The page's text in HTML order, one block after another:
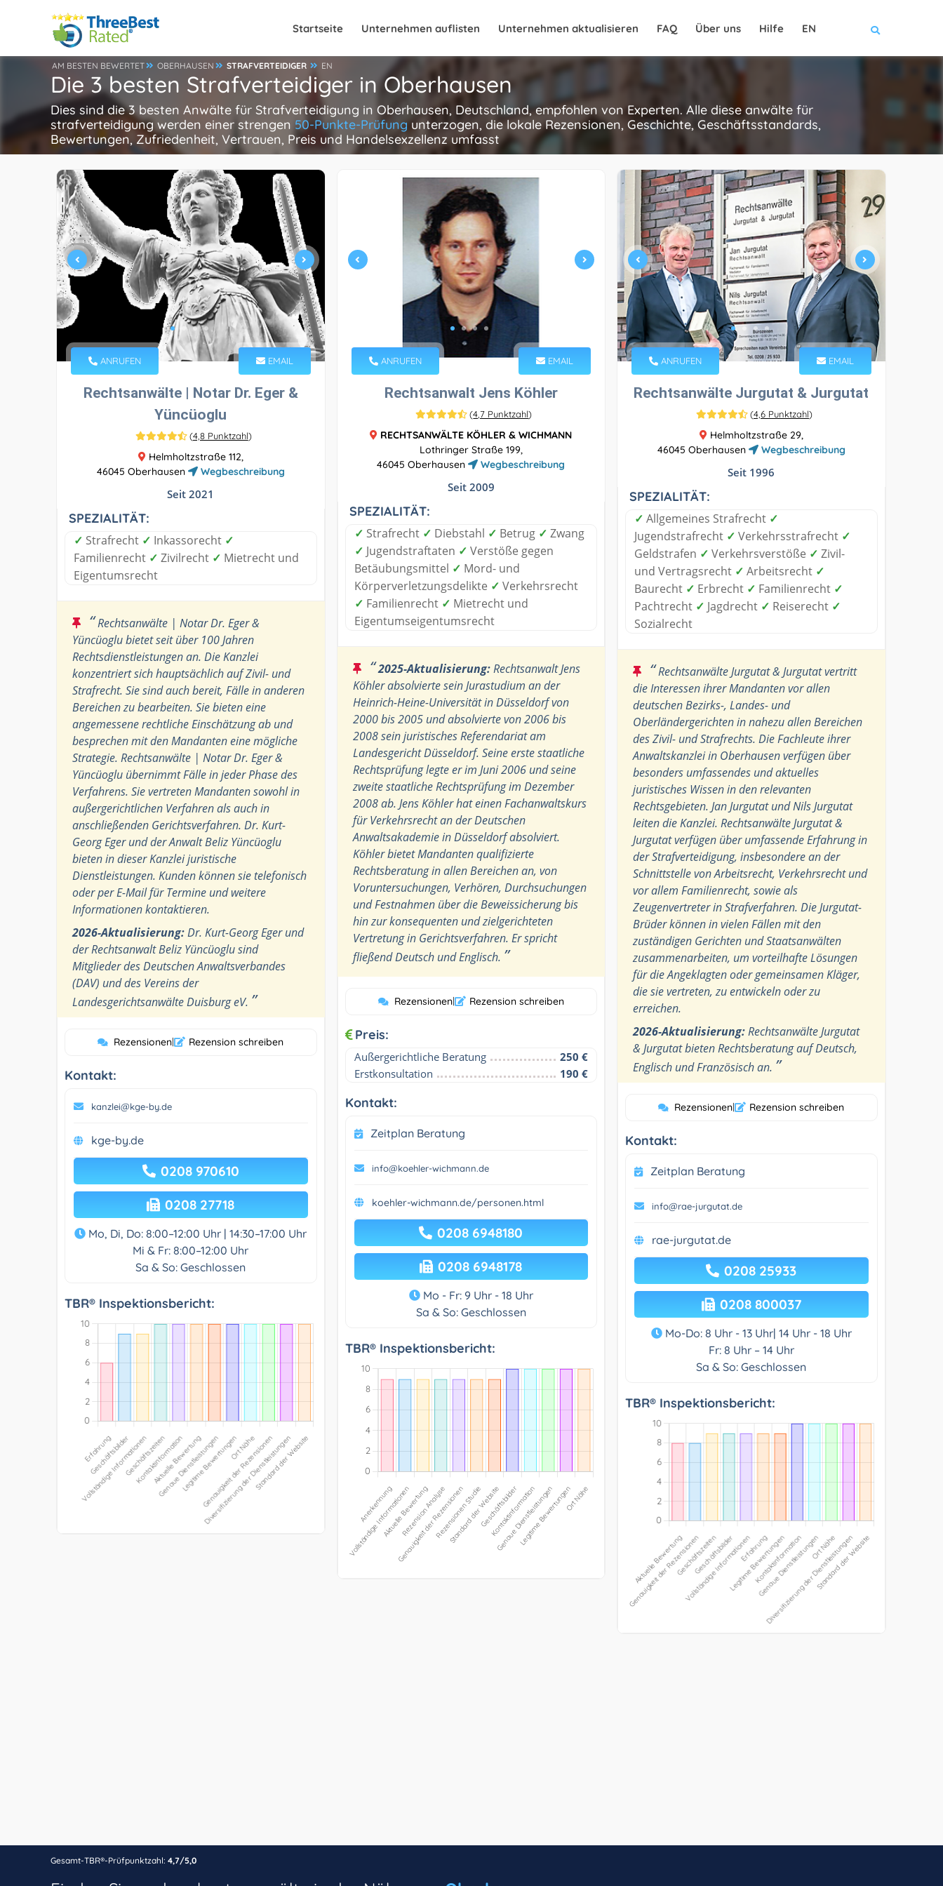
Startseite Unternehmen auflisten Unternehmen aktualisieren FAQ Über uns Hilfe EN
AM BESTEN BEWERTET OBERHAUSEN STRAFVERTEIDIGER EN
Die 3 besten Strafverteidiger in Oberhausen
Dies sind die 3 besten Anwälte für Strafverteidigung in Oberhausen, Deutschland, empfohlen von Experten. Alle diese anwälte für
strafverteidigung werden einer strengen 50-Punkte-Prüfung unterzogen, die lokale Rezensionen, Geschichte, Geschäftsstandards,
Bewertungen, Zufriedenheit, Vertrauen, Preis und Handelsexzellenz umfasst
ANRUFEN EMAIL
Rechtsanwälte | Notar Dr. Eger &
Yüncüoglu
(4,8 Punktzahl)
Helmholtzstraße 112,
46045 Oberhausen
Wegbeschreibung
Seit 2021
SPEZIALITÄT:
✓ Strafrecht ✓ Inkassorecht ✓
Familienrecht ✓ Zivilrecht ✓ Mietrecht und
Eigentumsrecht
“Rechtsanwälte | Notar Dr. Eger &
Yüncüoglu bietet seit über 100 Jahren
Rechtsdienstleistungen an. Die Kanzlei
konzentriert sich hauptsächlich auf Zivil- und
Strafrecht. Sie sind auch bereit, Fälle in anderen
Bereichen zu bearbeiten. Sie bieten eine
angemessene rechtliche Einschätzung ab und
besprechen mit den Mandanten eine mögliche
Strategie. Rechtsanwälte | Notar Dr. Eger &
Yüncüoglu übernimmt Fälle in jeder Phase des
Verfahrens. Sie vertreten Mandanten sowohl in
außergerichtlichen Verfahren als auch in
anschließenden Gerichtsverfahren. Dr. Kurt-
Georg Eger und der Anwalt Beliz Yüncüoglu
bieten in dieser Kanzlei juristische
Dienstleistungen. Kunden können sie telefonisch
oder per E-Mail für Termine und weitere
Informationen kontaktieren.
2026-Aktualisierung:Dr. Kurt-Georg Eger und
der Rechtsanwalt Beliz Yüncüoglu sind
Mitglieder des Deutschen Anwaltsverbandes
(DAV) und des Vereins der
Landesgerichtsanwälte Duisburg eV. ”
Rezensionen| Rezension schreiben
Kontakt:
kanzlei@kge-by.de
kge-by.de
0208 970610
0208 27718
Mo, Di, Do: 8:00–12:00 Uhr | 14:30–17:00 Uhr
Mi & Fr: 8:00–12:00 Uhr
Sa & So: Geschlossen
TBR® Inspektionsbericht:
ANRUFEN EMAIL
Rechtsanwalt Jens Köhler
(4,7 Punktzahl)
RECHTSANWÄLTE KÖHLER & WICHMANN
Lothringer Straße 199,
46045 Oberhausen
Wegbeschreibung
Seit 2009
SPEZIALITÄT:
✓ Strafrecht ✓ Diebstahl ✓ Betrug ✓ Zwang
✓ Jugendstraftaten ✓ Verstöße gegen
Betäubungsmittel ✓ Mord- und
Körperverletzungsdelikte ✓ Verkehrsrecht
✓ Familienrecht ✓ Mietrecht und
Eigentumseigentumsrecht
“2025-Aktualisierung:Rechtsanwalt Jens
Köhler absolvierte sein Jurastudium an der
Heinrich-Heine-Universität in Düsseldorf von
2000 bis 2005 und absolvierte von 2006 bis
2008 sein juristisches Referendariat am
Landesgericht Düsseldorf. Seine erste staatliche
Rechtsprüfung legte er im Juni 2006 und seine
zweite staatliche Rechtsprüfung im Dezember
2008 ab. Jens Köhler hat einen Fachanwaltskurs
für Verkehrsrecht an der Deutschen
Anwaltsakademie in Düsseldorf absolviert.
Köhler bietet Mandanten qualifizierte
Rechtsberatung in allen Bereichen an, von
Voruntersuchungen, Verhören, Durchsuchungen
und Festnahmen über die Beweissicherung bis
hin zur konsequenten und zielgerichteten
Vertretung in Gerichtsverfahren. Er spricht
fließend Deutsch und Englisch. ”
Rezensionen| Rezension schreiben
Preis:
Außergerichtliche Beratung
250 €
Erstkonsultation
190 €
Kontakt:
Zeitplan Beratung
info@koehler-wichmann.de
koehler-wichmann.de/personen.html
0208 6948180
0208 6948178
Mo - Fr: 9 Uhr - 18 Uhr
Sa & So: Geschlossen
TBR® Inspektionsbericht:
ANRUFEN EMAIL
Rechtsanwälte Jurgutat & Jurgutat
(4,6 Punktzahl)
Helmholtzstraße 29,
46045 Oberhausen
Wegbeschreibung
Seit 1996
SPEZIALITÄT:
✓ Allgemeines Strafrecht ✓
Jugendstrafrecht ✓ Verkehrsstrafrecht ✓
Geldstrafen ✓ Verkehrsverstöße ✓ Zivil-
und Vertragsrecht ✓ Arbeitsrecht ✓
Baurecht ✓ Erbrecht ✓ Familienrecht ✓
Pachtrecht ✓ Jagdrecht ✓ Reiserecht ✓
Sozialrecht
“Rechtsanwälte Jurgutat & Jurgutat vertritt
die Interessen ihrer Mandanten vor allen
deutschen Bezirks-, Landes- und
Oberländergerichten in nahezu allen Bereichen
des Zivil- und Strafrechts. Die Fachleute ihrer
Anwaltskanzlei in Oberhausen verfügen über
besonders umfassendes und aktuelles
juristisches Wissen in den relevanten
Rechtsgebieten. Jan Jurgutat und Nils Jurgutat
leiten die Kanzlei. Rechtsanwälte Jurgutat &
Jurgutat verfügen über umfassende Erfahrung in
der Strafverteidigung, insbesondere an der
Schnittstelle von Arbeitsrecht, Verkehrsrecht und
vor allem Familienrecht, sowie als
Zeugenvertreter in Strafverfahren. Die Jurgutat-
Brüder können in vielen Fällen mit den
zuständigen Gerichten und Staatsanwälten
zusammenarbeiten, um vorteilhafte Lösungen
für die Angeklagten oder gemeinsamen Kläger,
die sie vertreten, zu entwickeln oder zu
erreichen.
2026-Aktualisierung:Rechtsanwälte Jurgutat
& Jurgutat bieten Rechtsberatung auf Deutsch,
Englisch und Französisch an. ”
Rezensionen| Rezension schreiben
Kontakt:
Zeitplan Beratung
info@rae-jurgutat.de
rae-jurgutat.de
0208 25933
0208 800037
Mo-Do: 8 Uhr - 13 Uhr| 14 Uhr - 18 Uhr
Fr: 8 Uhr – 14 Uhr
Sa & So: Geschlossen
TBR® Inspektionsbericht:
Gesamt-TBR®-Prüfpunktzahl: 4,7/5,0